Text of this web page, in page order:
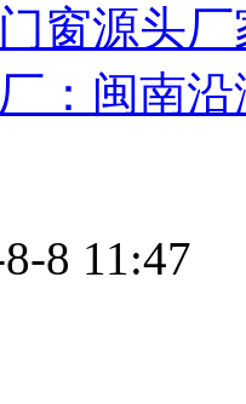
窗源头
：闽南
8 11:47